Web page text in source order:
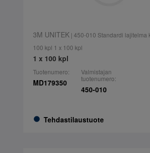
3M UNITEK| 450-010 Standardi lajitelma
100 kpl 1 x 100 kpl
1 x 100 kpl
Tuotenumero:
MD179350
Tehdastilaustuote
Valmistajan
tuotenumero:
450-010